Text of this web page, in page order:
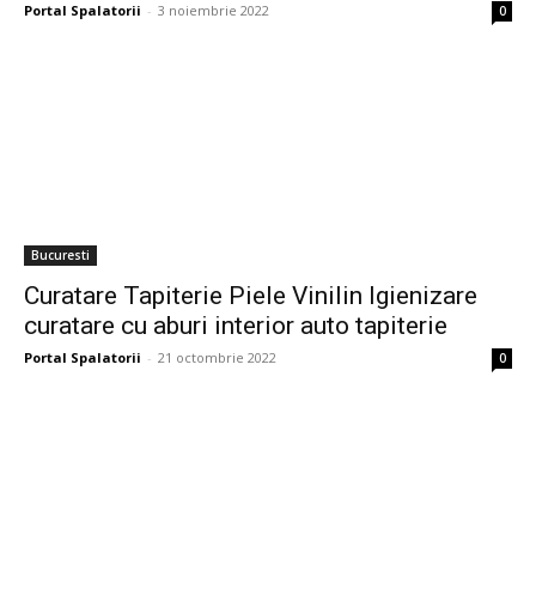
Portal Spalatorii - 3 noiembrie 2022 0
Bucuresti
Curatare Tapiterie Piele Vinilin Igienizare
curatare cu aburi interior auto tapiterie
Portal Spalatorii - 21 octombrie 2022 0